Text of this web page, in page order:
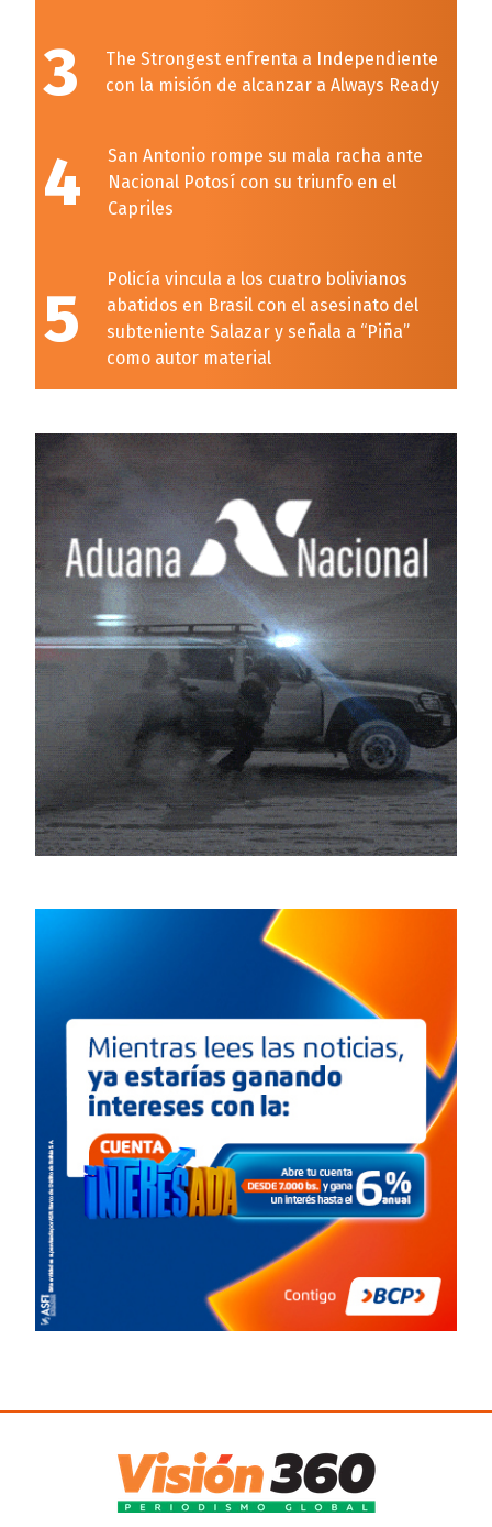
3
The Strongest enfrenta a Independiente
con la misión de alcanzar a Always Ready
4
San Antonio rompe su mala racha ante
Nacional Potosí con su triunfo en el
Capriles
5
Policía vincula a los cuatro bolivianos
abatidos en Brasil con el asesinato del
subteniente Salazar y señala a “Piña”
como autor material